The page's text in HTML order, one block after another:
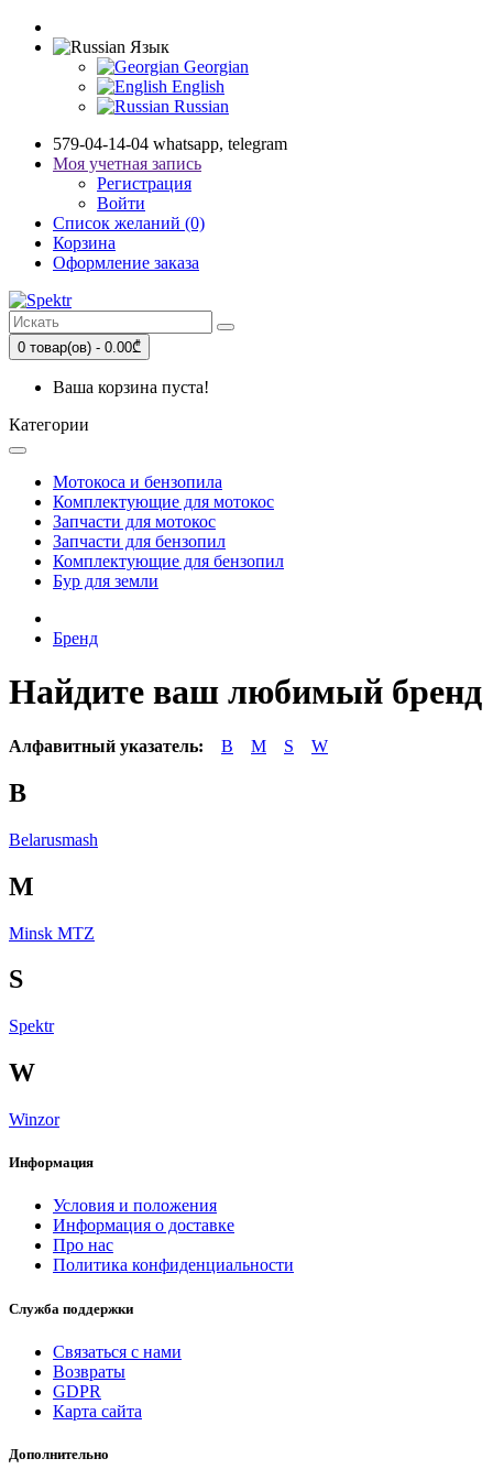
Язык
Georgian
English
Russian
579-04-14-04 whatsapp, telegram
Моя учетная запись
Регистрация
Войти
Список желаний (0)
Корзина
Оформление заказа
0 товар(ов) - 0.00₾
Ваша корзина пуста!
Категории
Мотокоса и бензопила
Комплектующие для мотокос
Запчасти для мотокос
Запчасти для бензопил
Комплектующие для бензопил
Бур для земли
Бренд
Найдите ваш любимый бренд
Алфавитный указатель: B M S W
B
Belarusmash
M
Minsk MTZ
S
Spektr
W
Winzor
Информация
Условия и положения
Информация о доставке
Про нас
Политика конфиденциальности
Служба поддержки
Связаться с нами
Возвраты
GDPR
Карта сайта
Дополнительно